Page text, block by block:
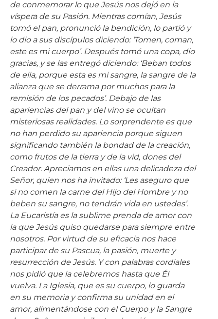
de conmemorar lo que Jesús nos dejó en la
víspera de su Pasión. Mientras comían, Jesús
tomó el pan, pronunció la bendición, lo partió y
lo dio a sus discípulos diciendo: ‘Tomen, coman,
este es mi cuerpo’. Después tomó una copa, dio
gracias, y se las entregó diciendo: ‘Beban todos
de ella, porque esta es mi sangre, la sangre de la
alianza que se derrama por muchos para la
remisión de los pecados’. Debajo de las
apariencias del pan y del vino se ocultan
misteriosas realidades. Lo sorprendente es que
no han perdido su apariencia porque siguen
significando también la bondad de la creación,
como frutos de la tierra y de la vid, dones del
Creador. Apreciamos en ellas una delicadeza del
Señor, quien nos ha invitado: ‘Les aseguro que
si no comen la carne del Hijo del Hombre y no
beben su sangre, no tendrán vida en ustedes’.
La Eucaristía es la sublime prenda de amor con
la que Jesús quiso quedarse para siempre entre
nosotros. Por virtud de su eficacia nos hace
participar de su Pascua, la pasión, muerte y
resurrección de Jesús. Y con palabras cordiales
nos pidió que la celebremos hasta que Él
vuelva. La Iglesia, que es su cuerpo, lo guarda
en su memoria y confirma su unidad en el
amor, alimentándose con el Cuerpo y la Sangre